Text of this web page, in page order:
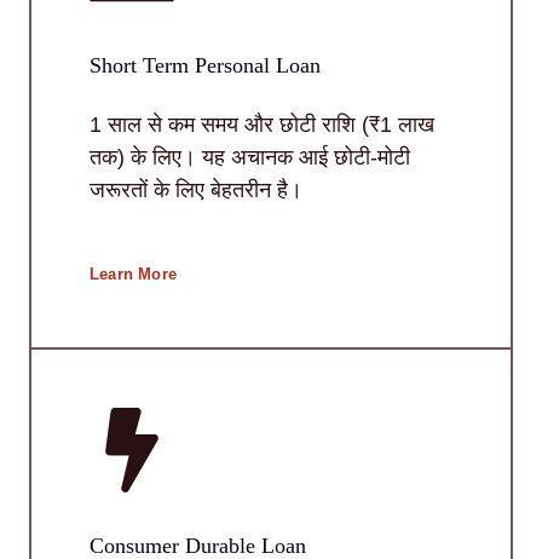
Short Term Personal Loan
1 साल से कम समय और छोटी राशि (₹1 लाख
तक) के लिए। यह अचानक आई छोटी-मोटी
जरूरतों के लिए बेहतरीन है।
Learn More
Consumer Durable Loan